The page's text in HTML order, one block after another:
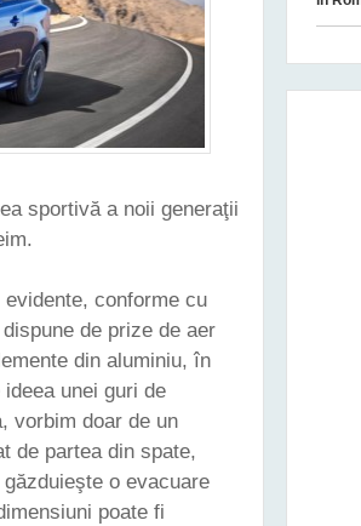
sportivă a noii generaţii
conforme cu
de prize de aer
din aluminiu, în
unei guri de
vorbim doar de un
de partea din spate,
o evacuare
poate fi